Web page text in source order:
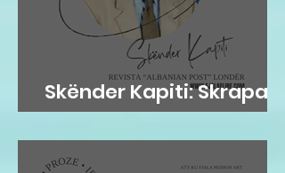
Skënder Kapiti: Skrapari
dhe Kosova